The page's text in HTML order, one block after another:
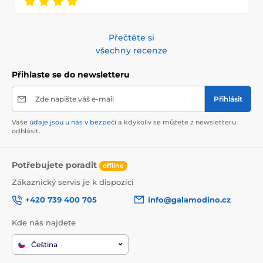
Přečtěte si
všechny recenze
Přihlaste se do newsletteru
Zde napište váš e-mail Přihlásit
Vaše údaje jsou u nás v bezpečí a kdykoliv se můžete z newsletteru
odhlásit.
Potřebujete poradit offline
Zákaznický servis je k dispozici
+420 739 400 705
info@galamodino.cz
Kde nás najdete
Čeština